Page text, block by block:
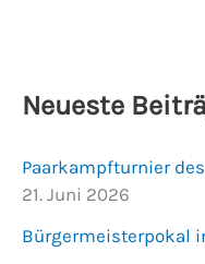
Neueste
Paarkampfturnier
21. Juni 2026
Bürgermeisterpokal